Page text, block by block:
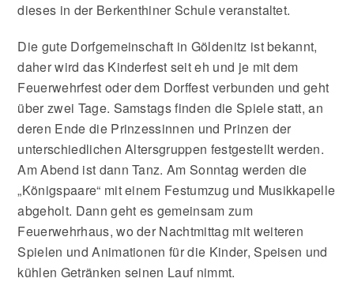
dieses in der Berkenthiner Schule veranstaltet.
Die gute Dorfgemeinschaft in Göldenitz ist bekannt,
daher wird das Kinderfest seit eh und je mit dem
Feuerwehrfest oder dem Dorffest verbunden und geht
über zwei Tage. Samstags finden die Spiele statt, an
deren Ende die Prinzessinnen und Prinzen der
unterschiedlichen Altersgruppen festgestellt werden.
Am Abend ist dann Tanz. Am Sonntag werden die
„Königspaare“ mit einem Festumzug und Musikkapelle
abgeholt. Dann geht es gemeinsam zum
Feuerwehrhaus, wo der Nachtmittag mit weiteren
Spielen und Animationen für die Kinder, Speisen und
kühlen Getränken seinen Lauf nimmt.